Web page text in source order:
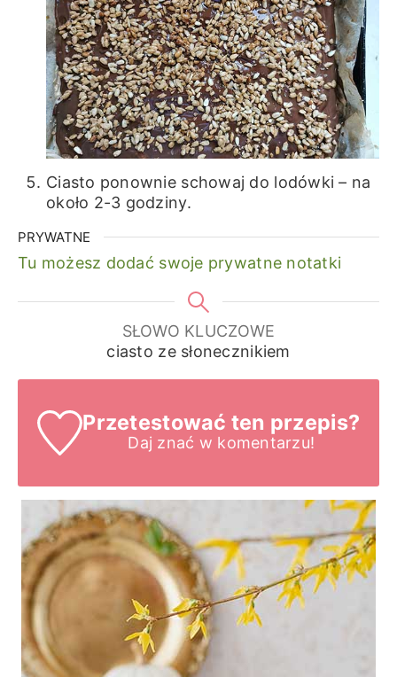
Ciasto ponownie schowaj do lodówki – na
około 2-3 godziny.
PRYWATNE
Tu możesz dodać swoje prywatne notatki
SŁOWO KLUCZOWE
ciasto ze słonecznikiem
Przetestować ten przepis?
Daj znać w komentarzu!